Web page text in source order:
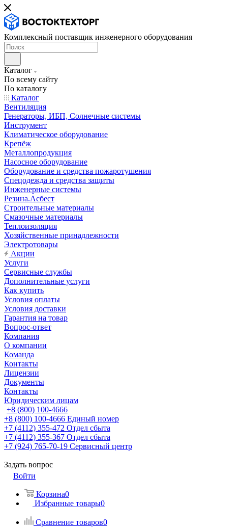
Комплексный поставщик инженерного оборудования
Каталог
По всему сайту
По каталогу
Каталог
Вентиляция
Генераторы, ИБП, Солнечные системы
Инструмент
Климатическое оборудование
Крепёж
Металлопродукция
Насосное оборудование
Оборудование и средства пожаротушения
Спецодежда и средства защиты
Инженерные системы
Резина.Асбест
Строительные материалы
Смазочные материалы
Теплоизоляция
Хозяйственные принадлежности
Электротовары
Акции
Услуги
Сервисные службы
Дополнительные услуги
Как купить
Условия оплаты
Условия доставки
Гарантия на товар
Вопрос-ответ
Компания
О компании
Команда
Контакты
Лицензии
Документы
Контакты
Юридическим лицам
+8 (800) 100-4666
+8 (800) 100-4666 Единый номер
+7 (4112) 355-472 Отдел сбыта
+7 (4112) 355-367 Отдел сбыта
+7 (924) 765-70-19 Сервисный центр
Задать вопрос
Войти
Корзина0
Избранные товары0
Сравнение товаров0